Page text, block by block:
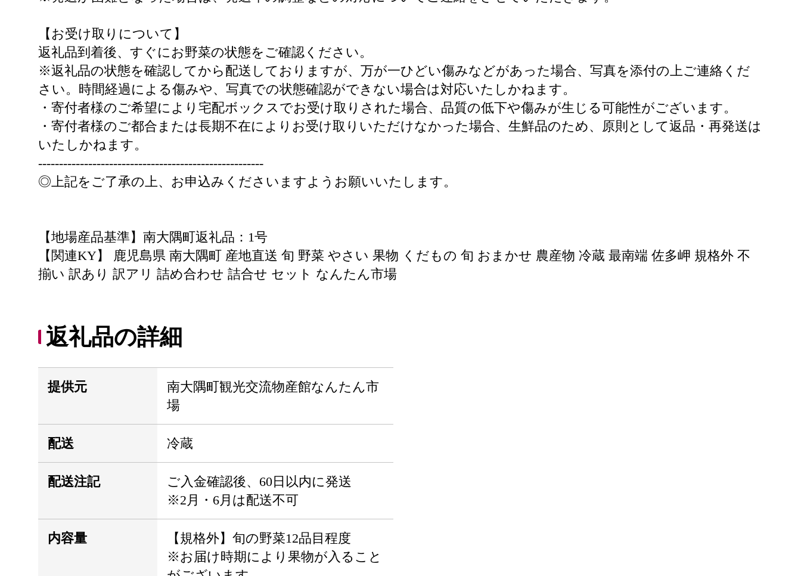
【お受け取りについて】
返礼品到着後、すぐにお野菜の状態をご確認ください。
※返礼品の状態を確認してから配送しておりますが、万が一ひどい傷みなどがあった場合、写真を添付の上ご連絡くだ
さい。時間経過による傷みや、写真での状態確認ができない場合は対応いたしかねます。
・寄付者様のご希望により宅配ボックスでお受け取りされた場合、品質の低下や傷みが生じる可能性がございます。
・寄付者様のご都合または長期不在によりお受け取りいただけなかった場合、生鮮品のため、原則として返品・再発送は
いたしかねます。
------------------------------------------------------
◎上記をご了承の上、お申込みくださいますようお願いいたします。
【地場産品基準】南大隅町返礼品：1号
【関連KY】 鹿児島県 南大隅町 産地直送 旬 野菜 やさい 果物 くだもの 旬 おまかせ 農産物 冷蔵 最南端 佐多岬 規格外 不
揃い 訳あり 訳アリ 詰め合わせ 詰合せ セット なんたん市場
返礼品の詳細
提供元
南大隅町観光交流物産館なんたん市
場
配送 冷蔵
配送注記
ご入金確認後、60日以内に発送
※2月・6月は配送不可
内容量
【規格外】旬の野菜12品目程度
※お届け時期により果物が入ること